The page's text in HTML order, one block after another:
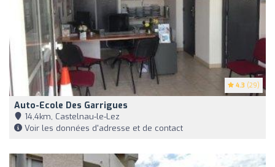
4.3 (29)
Auto-Ecole Des Garrigues
14,4km, Castelnau-le-Lez
Voir les données d'adresse et de contact